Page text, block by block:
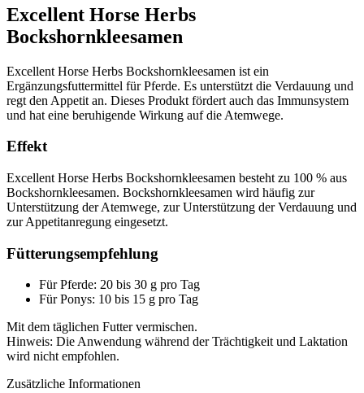
Excellent Horse Herbs
Bockshornkleesamen
Excellent Horse Herbs Bockshornkleesamen ist ein
Ergänzungsfuttermittel für Pferde. Es unterstützt die Verdauung und
regt den Appetit an. Dieses Produkt fördert auch das Immunsystem
und hat eine beruhigende Wirkung auf die Atemwege.
Effekt
Excellent Horse Herbs Bockshornkleesamen besteht zu 100 % aus
Bockshornkleesamen. Bockshornkleesamen wird häufig zur
Unterstützung der Atemwege, zur Unterstützung der Verdauung und
zur Appetitanregung eingesetzt.
Fütterungsempfehlung
Für Pferde: 20 bis 30 g pro Tag
Für Ponys: 10 bis 15 g pro Tag
Mit dem täglichen Futter vermischen.
Hinweis: Die Anwendung während der Trächtigkeit und Laktation
wird nicht empfohlen.
Zusätzliche Informationen